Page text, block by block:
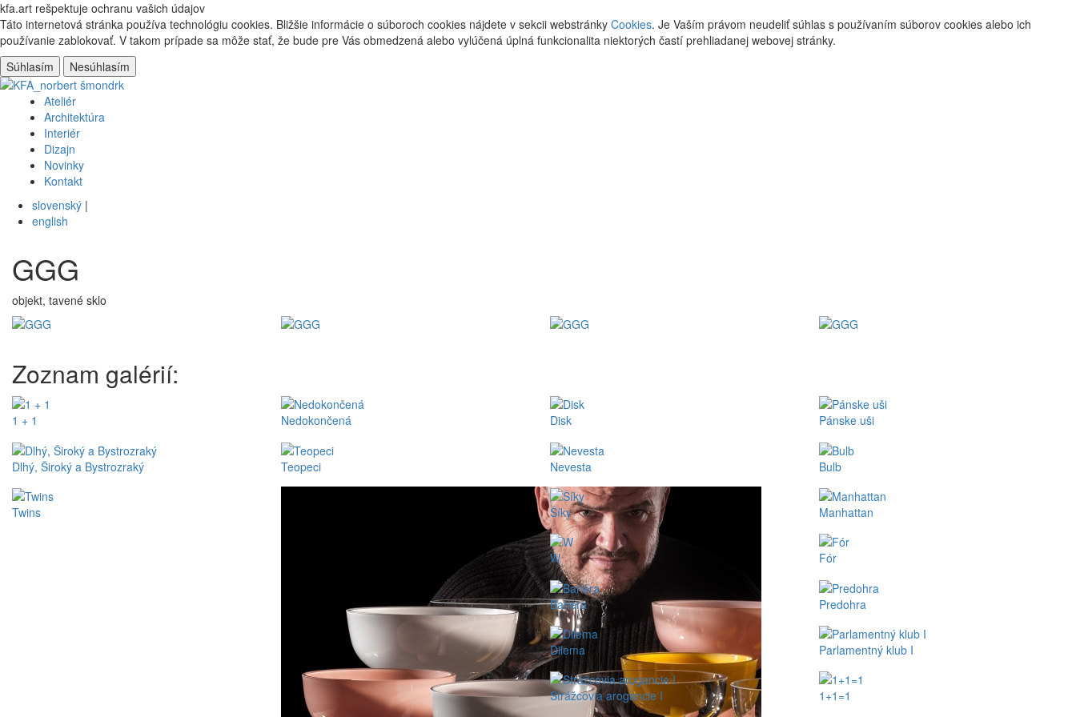
kfa.art rešpektuje ochranu vašich údajov
Táto internetová stránka používa technológiu cookies. Bližšie informácie o súboroch cookies nájdete v sekcii webstránky Cookies. Je Vaším právom neudeliť súhlas s používaním súborov cookies alebo ich
používanie zablokovať. V takom prípade sa môže stať, že bude pre Vás obmedzená alebo vylúčená úplná funkcionalita niektorých častí prehliadanej webovej stránky.
Súhlasím
Nesúhlasím
Ateliér
Architektúra
Interiér
Dizajn
Novinky
Kontakt
slovenský |
english
GGG
objekt, tavené sklo
Zoznam galérií:
1 + 1 Nedokončená Disk Pánske uši
Dlhý, Široký a Bystrozraký Teopeci Nevesta Bulb
Twins Šíky Manhattan
W Fór
Bariéra Predohra
Dilema Parlamentný klub I
Strážcovia arogancie I 1+1=1